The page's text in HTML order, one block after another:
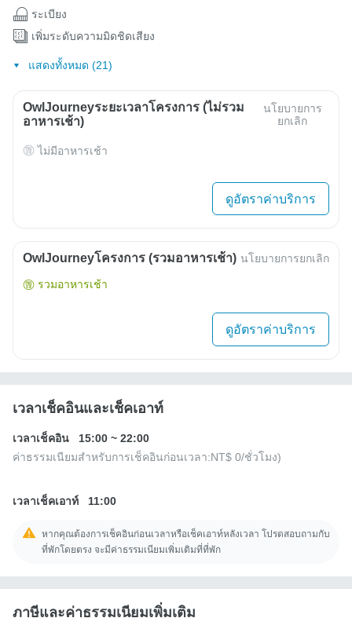
ระเบียง
เพิ่มระดับความมิดชิดเสียง
แสดงทั้งหมด (21)
OwlJourneyระยะเวลาโครงการ (ไม่รวม
อาหารเช้า)
นโยบายการ
ยกเลิก
ไม่มีอาหารเช้า
ดูอัตราค่าบริการ
OwlJourneyโครงการ (รวมอาหารเช้า) นโยบายการยกเลิก
รวมอาหารเช้า
ดูอัตราค่าบริการ
เวลาเช็คอินและเช็คเอาท์
เวลาเช็คอิน 15:00 ~ 22:00
ค่าธรรมเนียมสำหรับการเช็คอินก่อนเวลา:NT$ 0/ชั่วโมง)
เวลาเช็คเอาท์ 11:00
หากคุณต้องการเช็คอินก่อนเวลาหรือเช็คเอาท์หลังเวลา โปรดสอบถามกับ
ที่พักโดยตรง จะมีค่าธรรมเนียมเพิ่มเติมที่ที่พัก
ภาษีและค่าธรรมเนียมเพิ่มเติม